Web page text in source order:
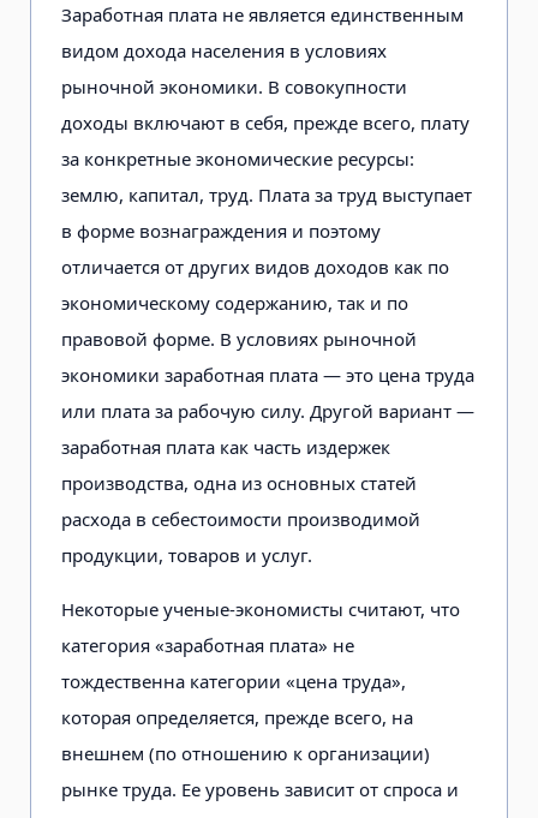
Заработная плата не является единственным
видом дохода населения в условиях
рыночной экономики. В совокупности
доходы включают в себя, прежде всего, плату
за конкретные экономические ресурсы:
землю, капитал, труд. Плата за труд выступает
в форме вознаграждения и поэтому
отличается от других видов доходов как по
экономическому содержанию, так и по
правовой форме. В условиях рыночной
экономики заработная плата — это цена труда
или плата за рабочую силу. Другой вариант —
заработная плата как часть издержек
производства, одна из основных статей
расхода в себестоимости производимой
продукции, товаров и услуг.
Некоторые ученые-экономисты считают, что
категория «заработная плата» не
тождественна категории «цена труда»,
которая определяется, прежде всего, на
внешнем (по отношению к организации)
рынке труда. Ее уровень зависит от спроса и